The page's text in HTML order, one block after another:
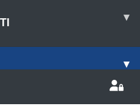
▾
▾